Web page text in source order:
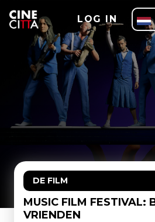
LOG IN
DE FILM
MUSIC FILM FESTIVAL:
VRIENDEN